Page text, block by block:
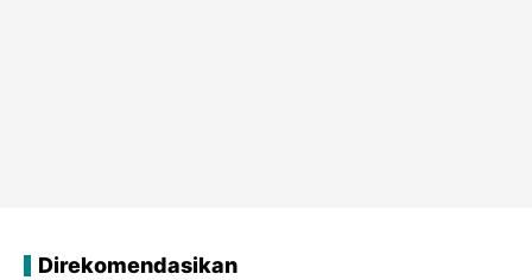
Direkomendasikan